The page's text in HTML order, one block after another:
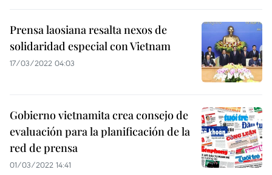
Prensa laosiana resalta nexos de
solidaridad especial con Vietnam
17/03/2022 04:03
Gobierno vietnamita crea consejo de
evaluación para la planificación de la
red de prensa
01/03/2022 14:41